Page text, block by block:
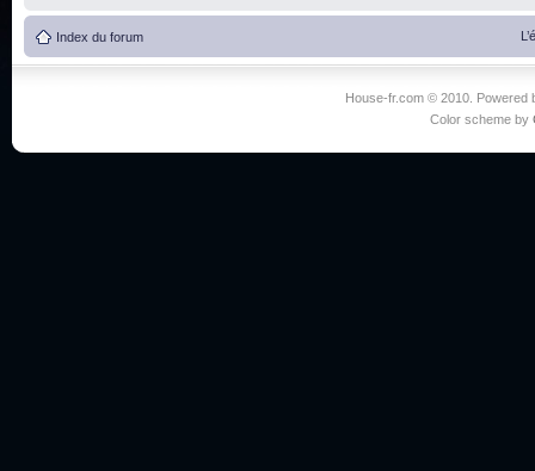
Index du forum
House-fr.com © 2010. Powered
Color scheme by